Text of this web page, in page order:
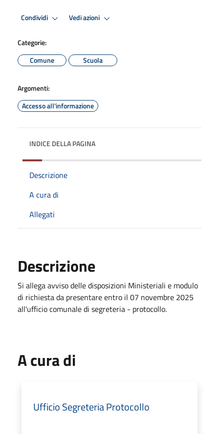
Condividi Vedi azioni
Categorie:
Comune
Scuola
Argomenti:
Accesso all'informazione
INDICE DELLA PAGINA
Descrizione
A cura di
Allegati
Descrizione
Si allega avviso delle disposizioni Ministeriali e modulo
di richiesta da presentare entro il 07 novembre 2025
all'ufficio comunale di segreteria - protocollo.
A cura di
Ufficio Segreteria Protocollo